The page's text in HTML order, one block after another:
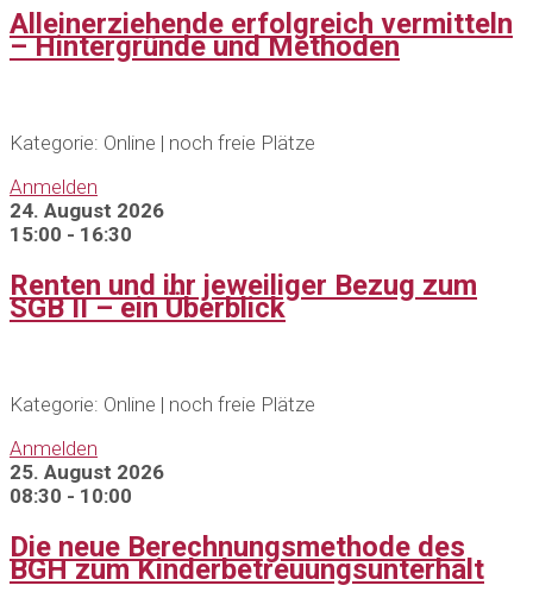
Alleinerziehende erfolgreich vermitteln
– Hintergründe und Methoden
Kategorie: Online | noch freie Plätze
Anmelden
24. August 2026
15:00 - 16:30
Renten und ihr jeweiliger Bezug zum
SGB II – ein Überblick
Kategorie: Online | noch freie Plätze
Anmelden
25. August 2026
08:30 - 10:00
Die neue Berechnungsmethode des
BGH zum Kinderbetreuungsunterhalt